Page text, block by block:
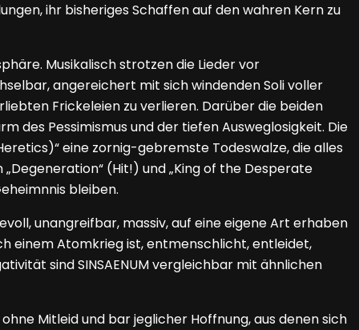
ihr bisheriges Schaffen auf den wahren Kern zu
Musikalisch strotzen die Lieder vor
angereichert mit sich windenden Soli voller
Frickeleien zu verlieren. Darüber die beiden
des Pessimismus und der tiefen Ausweglosigkeit. Die
eine zornig-gebremste Todeswalze, die alles
(Hit!) und „King of the Desperate
bleiben.
unangreifbar, massiv, auf eine eigene Art erhaben
einem Atomkrieg ist, entmenschlicht, entleidet,
sind SINSAENUM vergleichbar mit ähnlichen
Mitleid und bar jeglicher Hoffnung, aus denen sich